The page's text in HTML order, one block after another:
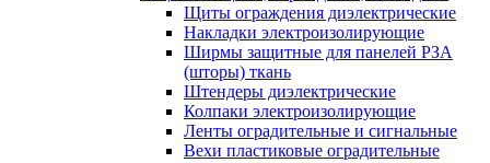
Щиты ограждения диэлектрические
Накладки электроизолирующие
Ширмы защитные для панелей РЗА
(шторы) ткань
Штендеры диэлектрические
Колпаки электроизолирующие
Ленты оградительные и сигнальные
Вехи пластиковые оградительные